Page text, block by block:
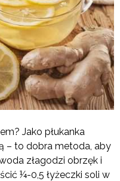
Jako płukanka
– to dobra metoda, aby
złagodzi obrzęk i
¼-0,5 łyżeczki soli w